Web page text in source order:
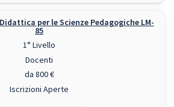
per le Scienze Pedagogiche LM-
85
1° Livello
Docenti
da 800 €
Iscrizioni Aperte